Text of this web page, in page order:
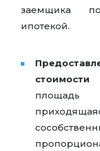
заемщика
ипотекой.